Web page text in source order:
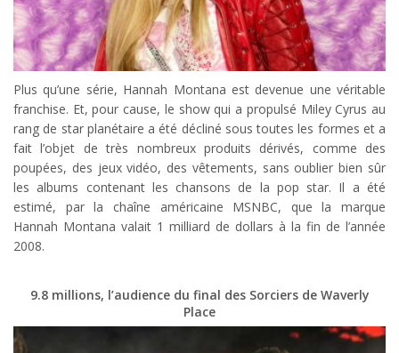
Plus qu’une série, Hannah Montana est devenue une véritable
franchise. Et, pour cause, le show qui a propulsé Miley Cyrus au
rang de star planétaire a été décliné sous toutes les formes et a
fait l’objet de très nombreux produits dérivés, comme des
poupées, des jeux vidéo, des vêtements, sans oublier bien sûr
les albums contenant les chansons de la pop star. Il a été
estimé, par la chaîne américaine MSNBC, que la marque
Hannah Montana valait 1 milliard de dollars à la fin de l’année
2008.
9.8 millions, l’audience du final des Sorciers de Waverly
Place